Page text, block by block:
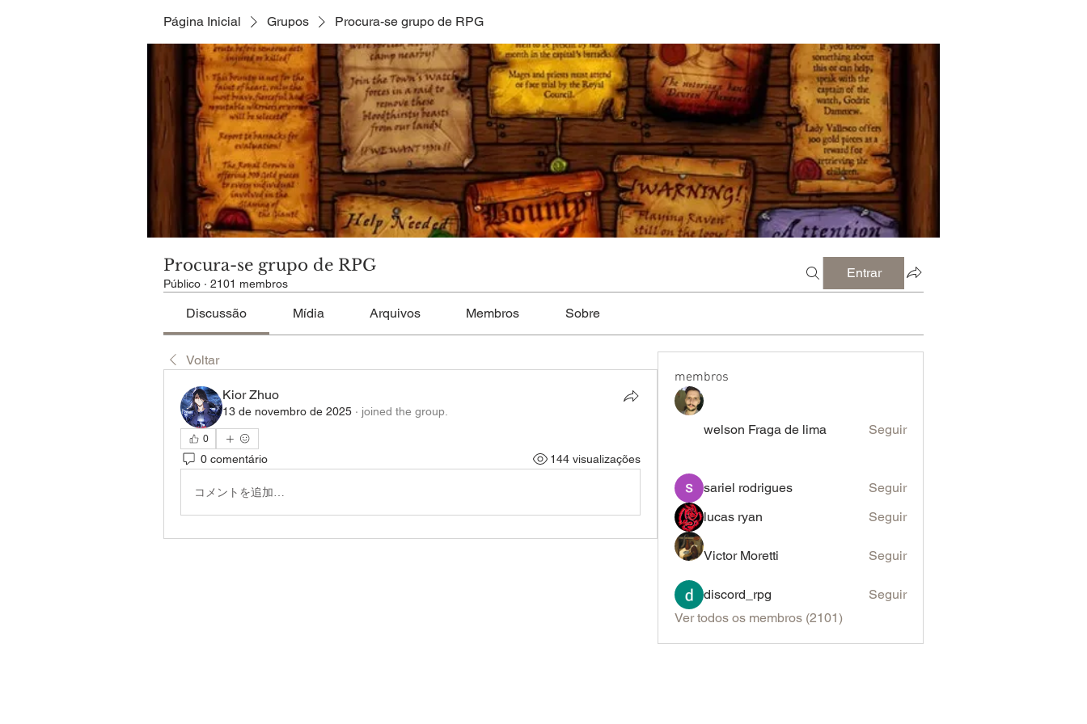
Página Inicial Grupos Procura-se grupo de RPG
Procura-se grupo de RPG
Público · 2101 membros
Entrar
Discussão Mídia Arquivos Membros Sobre
Voltar
Kior Zhuo
13 de novembro de 2025 · joined the group.
0
0 comentário 144 visualizações
コメントを追加…
membros
welson Fraga de lima Seguir
sariel rodrigues
Seguir
lucas ryan
Seguir
Victor Moretti Seguir
discord_rpg
Seguir
Ver todos os membros (2101)